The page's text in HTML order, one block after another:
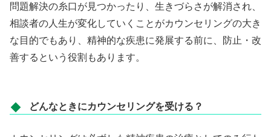
問題解決の糸口が見つかったり、生きづらさが解消され、
相談者の人生が変化していくことがカウンセリングの大き
な目的でもあり、精神的な疾患に発展する前に、防止・改
善するという役割もあります。
どんなときにカウンセリングを受ける？